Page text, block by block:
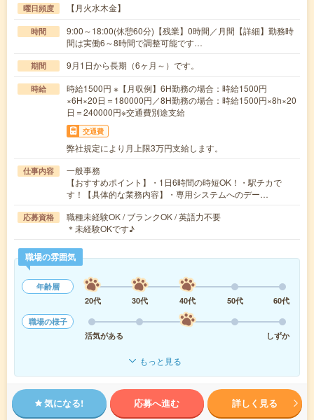
曜日頻度 【月火水木金】
時間
9:00～18:00(休憩60分)【残業】0時間／月間【詳細】勤務時
間は実働6～8時間で調整可能です…
期間 9月1日から長期（6ヶ月～）です。
時給
時給1500円 ※【月収例】6H勤務の場合：時給1500円
×6H×20日＝180000円／8H勤務の場合：時給1500円×8h×20
日＝240000円※交通費別途支給
交通費
弊社規定により月上限3万円支給します。
仕事内容
一般事務
【おすすめポイント】・1日6時間の時短OK！・駅チカで
す！【具体的な業務内容】・専用システムへのデー…
応募資格
職種未経験OK / ブランクOK / 英語力不要
＊未経験OKです♪
職場の雰囲気
年齢層
20代
30代 40代 50代
60代
職場の様子
活気がある
しずか
もっと見る
気になる! 応募へ進む 詳しく見る